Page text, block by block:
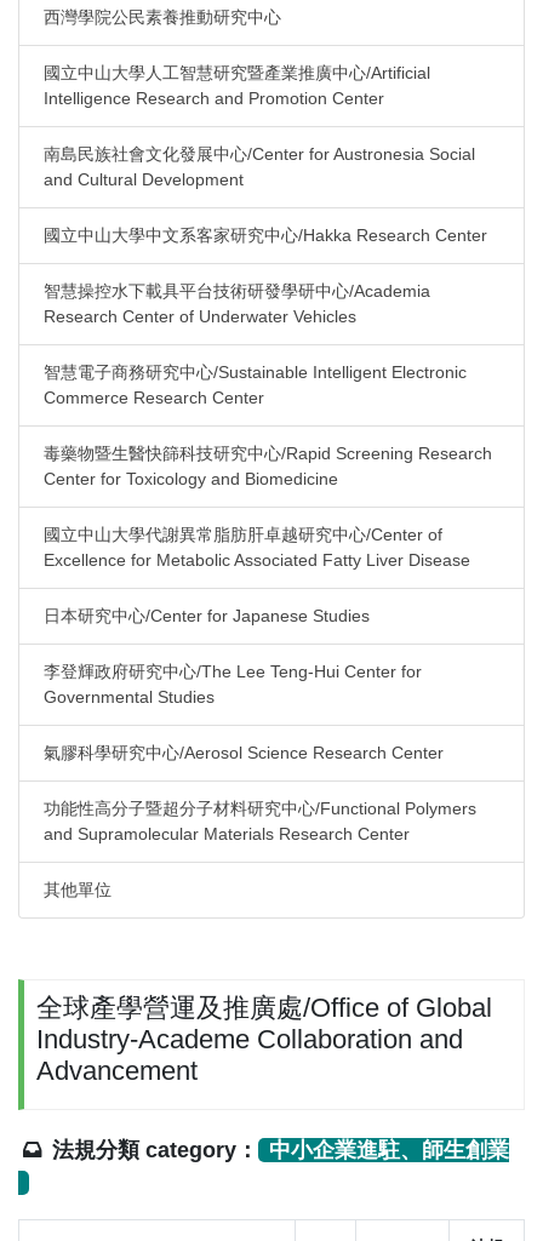
西灣學院公民素養推動研究中心
國立中山大學人工智慧研究暨產業推廣中心/Artificial
Intelligence Research and Promotion Center
南島民族社會文化發展中心/Center for Austronesia Social
and Cultural Development
國立中山大學中文系客家研究中心/Hakka Research Center
智慧操控水下載具平台技術研發學研中心/Academia
Research Center of Underwater Vehicles
智慧電子商務研究中心/Sustainable Intelligent Electronic
Commerce Research Center
毒藥物暨生醫快篩科技研究中心/Rapid Screening Research
Center for Toxicology and Biomedicine
國立中山大學代謝異常脂肪肝卓越研究中心/Center of
Excellence for Metabolic Associated Fatty Liver Disease
日本研究中心/Center for Japanese Studies
李登輝政府研究中心/The Lee Teng-Hui Center for
Governmental Studies
氣膠科學研究中心/Aerosol Science Research Center
功能性高分子暨超分子材料研究中心/Functional Polymers
and Supramolecular Materials Research Center
其他單位
全球產學營運及推廣處/Office of Global
Industry-Academe Collaboration and
Advancement
法規分類 category： 中小企業進駐、師生創業